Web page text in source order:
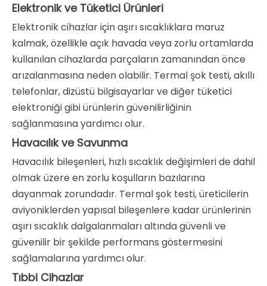
Elektronik ve Tüketici Ürünleri
Elektronik cihazlar için aşırı sıcaklıklara maruz
kalmak, özellikle açık havada veya zorlu ortamlarda
kullanılan cihazlarda parçaların zamanından önce
arızalanmasına neden olabilir. Termal şok testi, akıllı
telefonlar, dizüstü bilgisayarlar ve diğer tüketici
elektroniği gibi ürünlerin güvenilirliğinin
sağlanmasına yardımcı olur.
Havacılık ve Savunma
Havacılık bileşenleri, hızlı sıcaklık değişimleri de dahil
olmak üzere en zorlu koşulların bazılarına
dayanmak zorundadır. Termal şok testi, üreticilerin
aviyoniklerden yapısal bileşenlere kadar ürünlerinin
aşırı sıcaklık dalgalanmaları altında güvenli ve
güvenilir bir şekilde performans göstermesini
sağlamalarına yardımcı olur.
Tıbbi Cihazlar